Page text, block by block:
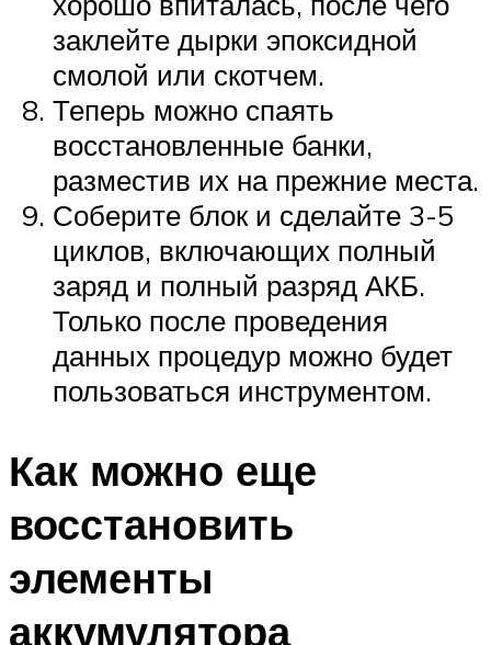
заклейте дырки эпоксидной
смолой или скотчем.
Теперь можно спаять
восстановленные банки,
разместив их на прежние места.
Соберите блок и сделайте 3-5
циклов, включающих полный
заряд и полный разряд АКБ.
Только после проведения
данных процедур можно будет
пользоваться инструментом.
Как можно еще
восстановить
элементы
аккумулятора